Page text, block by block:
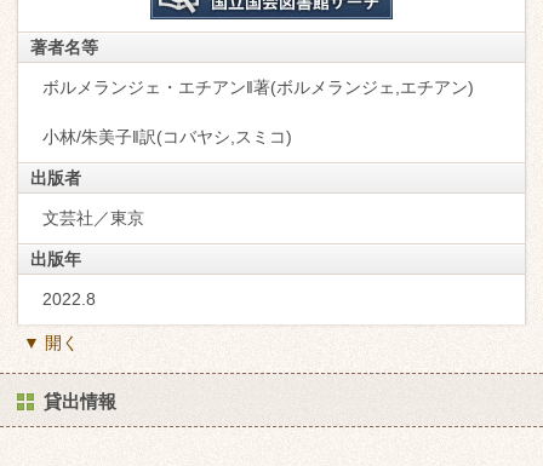
著者名等
ボルメランジェ・エチアン‖著(ボルメランジェ,エチアン)
小林/朱美子‖訳(コバヤシ,スミコ)
出版者
文芸社／東京
出版年
2022.8
▼ 開く
貸出情報